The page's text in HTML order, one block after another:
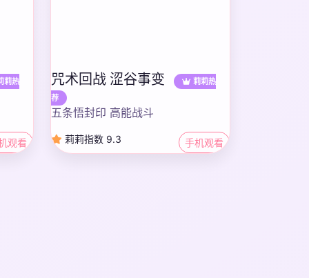
莉热
观看
咒术回战 涩谷事变
莉莉热
荐
五条悟封印 高能战斗
莉莉指数 9.3 手机观看